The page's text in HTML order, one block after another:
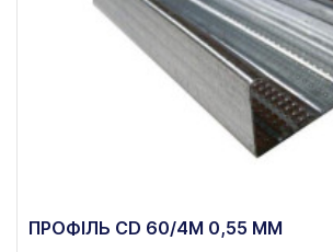
ПРОФІЛЬ CD 60/4М 0,55 ММ